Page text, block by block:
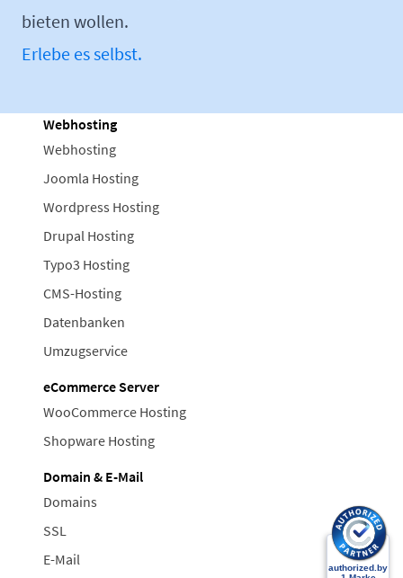
bieten wollen.
Erlebe es selbst.
Webhosting
Webhosting
Joomla Hosting
Wordpress Hosting
Drupal Hosting
Typo3 Hosting
CMS-Hosting
Datenbanken
Umzugservice
eCommerce Server
WooCommerce Hosting
Shopware Hosting
Domain & E-Mail
Domains
SSL
E-Mail